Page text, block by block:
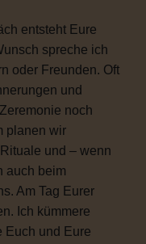
entsteht Eure
spreche ich
oder Freunden. Oft
und
noch
planen wir
und – wenn
auch beim
Am Tag Eurer
Ich kümmere
Euch und Eure